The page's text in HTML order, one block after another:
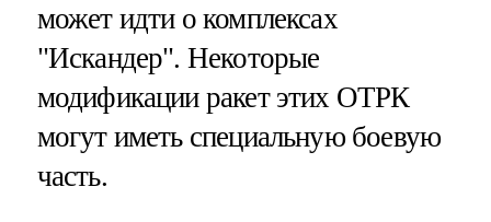
может идти о комплексах
"Искандер". Некоторые
модификации ракет этих ОТРК
могут иметь специальную боевую
часть.